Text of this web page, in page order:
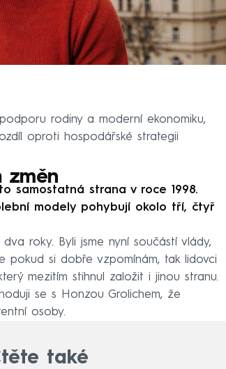
rodiny a moderní ekonomiku,
oproti hospodářské strategii
změn
samostatná strana v roce 1998.
modely pohybují okolo tří, čtyř
roky. Byli jsme nyní součástí vlády,
pokud si dobře vzpomínám, tak lidovci
mezitím stihnul založit i jinou stranu.
se s Honzou Grolichem, že
osoby.
také